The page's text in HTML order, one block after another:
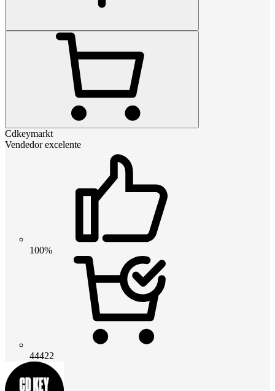
Cdkeymarkt
Vendedor excelente
100%
44422